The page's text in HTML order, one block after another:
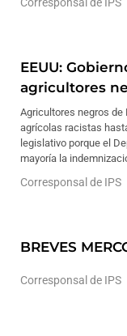
EEUU:
agricultores
Agricultores negros de
agrícolas racistas
legislativo porque el
mayoría la
Corresponsal de IPS
BREVES
Corresponsal de IPS